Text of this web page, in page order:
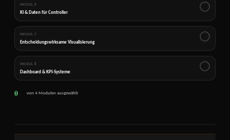
MODUL 6
KI & Daten für Controller
MODUL 7
Entscheidungswirksame Visualisierung
MODUL 8
Dashboard & KPI-Systeme
0 von 4 Modulen ausgewählt